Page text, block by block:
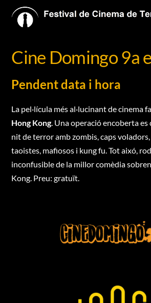
Cine Domingo 9a
Pendent data i hora
La pel·lícula més al·lucinant de cinema
Hong Kong. Una operació encoberta
nit de terror amb zombis, caps
taoistes, mafiosos i kung fu. Tot aixó,
inconfusible de la millor comèdia
Kong. Preu: gratuït.